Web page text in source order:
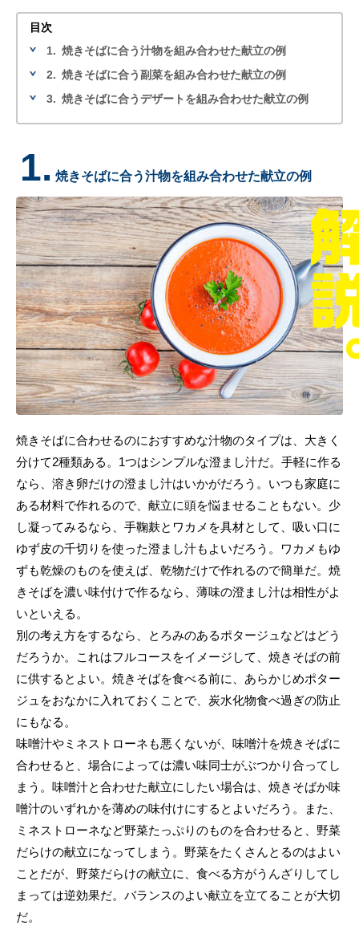
目次
1. 焼きそばに合う汁物を組み合わせた献立の例
2. 焼きそばに合う副菜を組み合わせた献立の例
3. 焼きそばに合うデザートを組み合わせた献立の例
1. 焼きそばに合う汁物を組み合わせた献立の例
焼きそばに合わせるのにおすすめな汁物のタイプは、大きく
分けて2種類ある。1つはシンプルな澄まし汁だ。手軽に作る
なら、溶き卵だけの澄まし汁はいかがだろう。いつも家庭に
ある材料で作れるので、献立に頭を悩ませることもない。少
し凝ってみるなら、手鞠麸とワカメを具材として、吸い口に
ゆず皮の千切りを使った澄まし汁もよいだろう。ワカメもゆ
ずも乾燥のものを使えば、乾物だけで作れるので簡単だ。焼
きそばを濃い味付けで作るなら、薄味の澄まし汁は相性がよ
いといえる。
別の考え方をするなら、とろみのあるポタージュなどはどう
だろうか。これはフルコースをイメージして、焼きそばの前
に供するとよい。焼きそばを食べる前に、あらかじめポター
ジュをおなかに入れておくことで、炭水化物食べ過ぎの防止
にもなる。
味噌汁やミネストローネも悪くないが、味噌汁を焼きそばに
合わせると、場合によっては濃い味同士がぶつかり合ってし
まう。味噌汁と合わせた献立にしたい場合は、焼きそばか味
噌汁のいずれかを薄めの味付けにするとよいだろう。また、
ミネストローネなど野菜たっぷりのものを合わせると、野菜
だらけの献立になってしまう。野菜をたくさんとるのはよい
ことだが、野菜だらけの献立に、食べる方がうんざりしてし
まっては逆効果だ。バランスのよい献立を立てることが大切
だ。